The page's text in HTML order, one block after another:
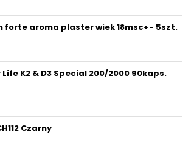
forte aroma plaster wiek 18msc+- 5szt.
K2 & D3 Special 200/2000 90kaps.
Czarny